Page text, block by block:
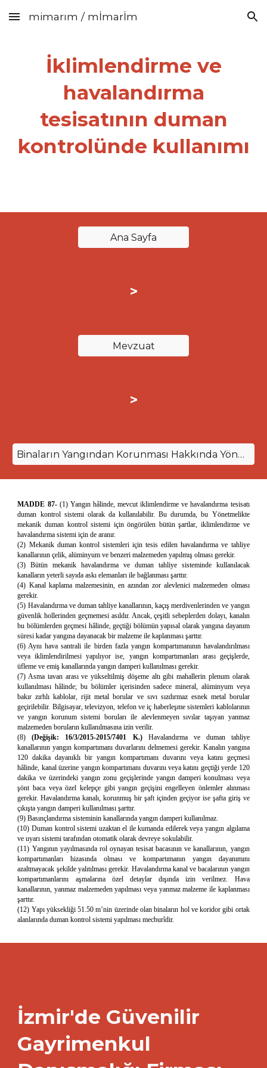
Skip to main content Skip to navigation
mimarım / mİmarİm
İklimlendirme ve
havalandırma
tesisatının duman
kontrolünde kullanımı
Ana Sayfa
>
Mevzuat
>
Binaların Yangından Korunması Hakkında Yönetmelik
MADDE 87- (1) Yangın hâlinde, mevcut iklimlendirme ve havalandırma tesisatı
duman kontrol sistemi olarak da kullanılabilir. Bu durumda, bu Yönetmelikte
mekanik duman kontrol sistemi için öngörülen bütün şartlar, iklimlendirme ve
havalandırma sistemi için de aranır.
(2) Mekanik duman kontrol sistemleri için tesis edilen havalandırma ve tahliye
kanallarının çelik, alüminyum ve benzeri malzemeden yapılmış olması gerekir.
(3) Bütün mekanik havalandırma ve duman tahliye sisteminde kullanılacak
kanalların yeterli sayıda askı elemanları ile bağlanması şarttır.
(4) Kanal kaplama malzemesinin, en azından zor alevlenici malzemeden olması
gerekir.
(5) Havalandırma ve duman tahliye kanallarının, kaçış merdivenlerinden ve yangın
güvenlik hollerinden geçmemesi asıldır. Ancak, çeşitli sebeplerden dolayı, kanalın
bu bölümlerden geçmesi hâlinde, geçtiği bölümün yapısal olarak yangına dayanım
süresi kadar yangına dayanacak bir malzeme ile kaplanması şarttır.
(6) Aynı hava santrali ile birden fazla yangın kompartımanının havalandırılması
veya iklimlendirilmesi yapılıyor ise, yangın kompartımanları arası geçişlerde,
üfleme ve emiş kanallarında yangın damperi kullanılması gerekir.
(7) Asma tavan arası ve yükseltilmiş döşeme altı gibi mahallerin plenum olarak
kullanılması hâlinde; bu bölümler içerisinden sadece mineral, alüminyum veya
bakır zırhlı kablolar, rijit metal borular ve sıvı sızdırmaz esnek metal borular
geçirilebilir. Bilgisayar, televizyon, telefon ve iç haberleşme sistemleri kablolarının
ve yangın korunum sistemi boruları ile alevlenmeyen sıvılar taşıyan yanmaz
malzemeden boruların kullanılmasına izin verilir.
(8)(Değişik: 16/3/2015-2015/7401 K.) Havalandırma ve duman tahliye
kanallarının yangın kompartımanı duvarlarını delmemesi gerekir. Kanalın yangına
120 dakika dayanıklı bir yangın kompartımanı duvarını veya katını geçmesi
hâlinde, kanal üzerine yangın kompartımanı duvarını veya katını geçtiği yerde 120
dakika ve üzerindeki yangın zonu geçişlerinde yangın damperi konulması veya
şönt baca veya özel kelepçe gibi yangın geçişini engelleyen önlemler alınması
gerekir. Havalandırma kanalı, korunmuş bir şaft içinden geçiyor ise şafta giriş ve
çıkışta yangın damperi kullanılması şarttır.
(9) Basınçlandırma sisteminin kanallarında yangın damperi kullanılmaz.
(10) Duman kontrol sistemi uzaktan el ile kumanda edilerek veya yangın algılama
ve uyarı sistemi tarafından otomatik olarak devreye sokulabilir.
(11) Yangının yayılmasında rol oynayan tesisat bacasının ve kanallarının, yangın
kompartımanları hizasında olması ve kompartımanın yangın dayanımını
azaltmayacak şekilde yalıtılması gerekir. Havalandırma kanal ve bacalarının yangın
kompartımanlarını aşmalarına özel detaylar dışında izin verilmez. Hava
kanallarının, yanmaz malzemeden yapılması veya yanmaz malzeme ile kaplanması
şarttır.
(12) Yapı yüksekliği 51.50 m’nin üzerinde olan binaların hol ve koridor gibi ortak
alanlarında duman kontrol sistemi yapılması mecburîdir.
İzmir'de Güvenilir
Gayrimenkul